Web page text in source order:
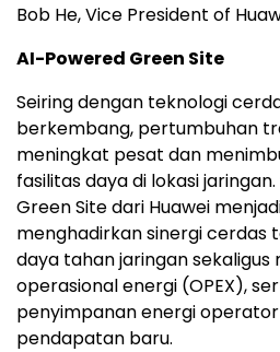
Bob He, Vice President of
AI-Powered Green Site
Seiring dengan teknologi
berkembang, pertumbuhan
meningkat pesat dan
fasilitas daya di lokasi
Green Site dari Huawei
menghadirkan sinergi cerdas
daya tahan jaringan
operasional energi (OPEX),
penyimpanan energi
pendapatan baru.